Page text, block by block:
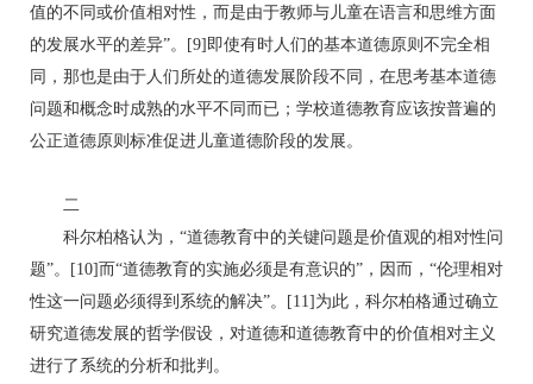
值的不同或价值相对性，而是由于教师与儿童在语言和思维方面
的发展水平的差异”。[9]即使有时人们的基本道德原则不完全相
同，那也是由于人们所处的道德发展阶段不同，在思考基本道德
问题和概念时成熟的水平不同而已；学校道德教育应该按普遍的
公正道德原则标准促进儿童道德阶段的发展。
二
科尔柏格认为，“道德教育中的关键问题是价值观的相对性问
题”。[10]而“道德教育的实施必须是有意识的”，因而，“伦理相对
性这一问题必须得到系统的解决”。[11]为此，科尔柏格通过确立
研究道德发展的哲学假设，对道德和道德教育中的价值相对主义
进行了系统的分析和批判。